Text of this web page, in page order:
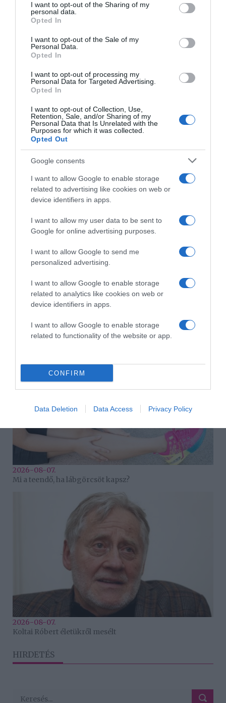
not limited to your visit or usage behaviour. You may click to
grant or deny consent to Google and its third-party tags to
use your data for below specified purposes in below Google
consent section.
I want to opt-out of the Sharing of my
personal data.
Opted In
I want to opt-out of the Sale of my
Personal Data.
Opted In
I want to opt-out of processing my
Personal Data for Targeted Advertising.
Opted In
I want to opt-out of Collection, Use,
Retention, Sale, and/or Sharing of my
Personal Data that Is Unrelated with the
Purposes for which it was collected.
Opted Out
Google consents
I want to allow Google to enable storage
related to advertising like cookies on web or
device identifiers in apps.
I want to allow my user data to be sent to
Google for online advertising purposes.
I want to allow Google to send me
personalized advertising.
I want to allow Google to enable storage
related to analytics like cookies on web or
device identifiers in apps.
I want to allow Google to enable storage
related to functionality of the website or app.
CONFIRM
Data Deletion Data Access Privacy Policy
HASONLÓ BEJEGYZÉSEK
2026-08-07.
Túlzott félelem a közös jövőtől – hogyan kerüld el egy új
párkapcsolatban?
Grillezett halloumis cukkinis tésztasaláta
2026-08-07.
Mi a teendő, ha lábgörcsöt kapsz?
2026-08-07.
Koltai Róbert életükről mesélt
HIRDETÉS